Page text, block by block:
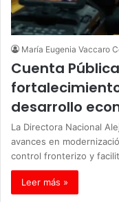
María Eugenia Vaccaro
Cuenta
desarrollo
La Directora Nacional
avances en
control fronterizo y
Leer más »